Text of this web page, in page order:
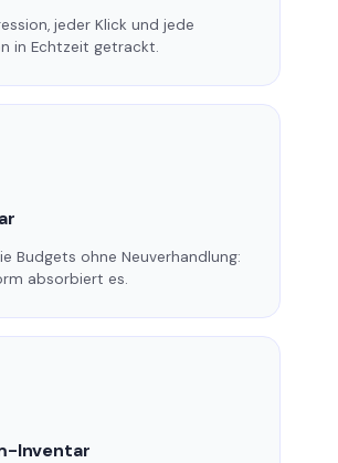
jeder Klick und jede
in Echtzeit getrackt.
Budgets ohne Neuverhandlung:
absorbiert es.
Inventar